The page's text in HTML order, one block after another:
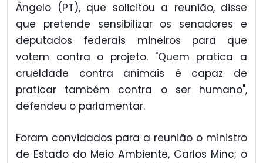
Ângelo (PT), que solicitou a reunião, disse
que pretende sensibilizar os senadores e
deputados federais mineiros para que
votem contra o projeto. "Quem pratica a
crueldade contra animais é capaz de
praticar também contra o ser humano",
defendeu o parlamentar.
Foram convidados para a reunião o ministro
de Estado do Meio Ambiente, Carlos Minc; o